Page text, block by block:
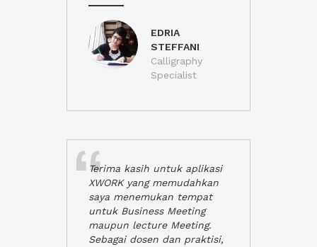
EDRIA
STEFFANI
Calligraphy
Specialist
Terima kasih untuk aplikasi
XWORK yang memudahkan
saya menemukan tempat
untuk Business Meeting
maupun lecture Meeting.
Sebagai dosen dan praktisi,